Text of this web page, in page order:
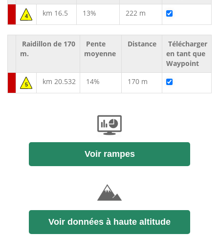
4 km 16.5 13% 222 m
Raidillon de 170
m.
Pente
moyenne
Distance
Télécharger
en tant que
Waypoint
5 km 20.532 14% 170 m
Voir rampes
Voir données à haute altitude